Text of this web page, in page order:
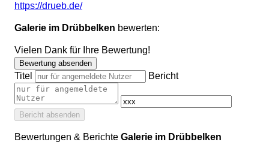
https://drueb.de/
Galerie im Drübbelken bewerten:
Vielen Dank für Ihre Bewertung!
Bewertung absenden
Titel Bericht
Bericht absenden
Bewertungen & Berichte Galerie im Drübbelken